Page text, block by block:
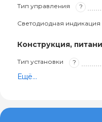
Тип управления ?
Светодиодная индикация
Конструкция,
Тип установки ?
Ещё...